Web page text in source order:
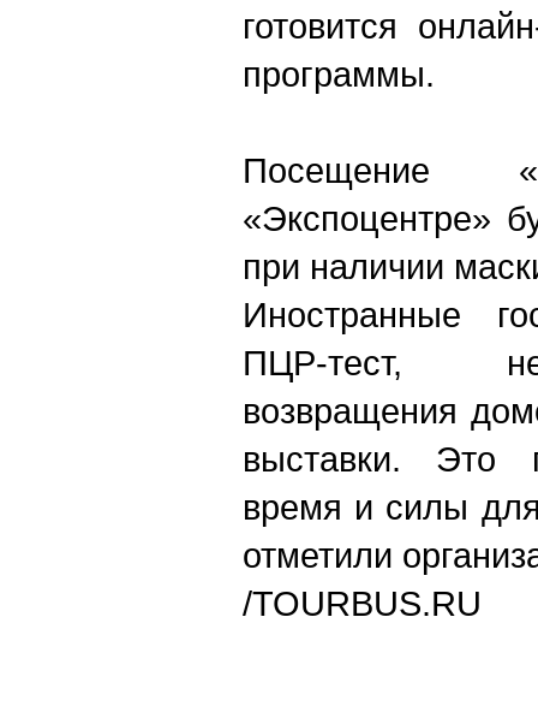
готовится
программы.
Посещение
«Экспоцентре»
при наличии
Иностранные
ПЦР-тест,
возвращения
выставки. Это
время и силы
отметили
/TOURBUS.RU